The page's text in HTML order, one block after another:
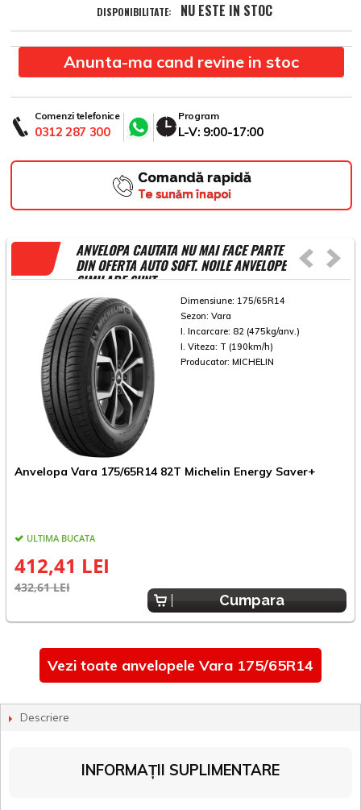
DISPONIBILITATE: NU ESTE IN STOC
Anunta-ma cand revine in stoc
Comenzi telefonice
0312 287 300
Program
L-V: 9:00-17:00
Comandă rapidă
Te sunăm înapoi
ANVELOPA CAUTATA NU MAI FACE PARTE
DIN OFERTA AUTO SOFT. NOILE ANVELOPE
SIMILARE SUNT
Dimensiune: 175/65R14
Sezon: Vara
I. Incarcare: 82 (475kg/anv.)
I. Viteza: T (190km/h)
Producator: MICHELIN
Anvelopa Vara 175/65R14 82T Michelin Energy Saver+
ULTIMA BUCATA
412,41 LEI
432,61 LEI
Cumpara
Vezi toate anvelopele Vara 175/65R14
Descriere
INFORMAȚII SUPLIMENTARE